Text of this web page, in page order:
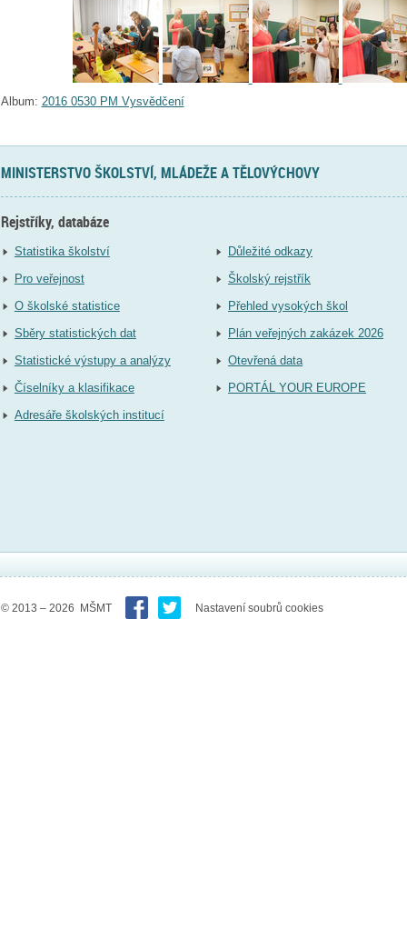
Album: 2016 0530 PM Vysvědčení
MINISTERSTVO ŠKOLSTVÍ, MLÁDEŽE A TĚLOVÝCHOVY
Rejstříky, databáze
Statistika školství
Pro veřejnost
O školské statistice
Sběry statistických dat
Statistické výstupy a analýzy
Číselníky a klasifikace
Adresáře školských institucí
Důležité odkazy
Školský rejstřík
Přehled vysokých škol
Plán veřejných zakázek 2026
Otevřená data
PORTÁL YOUR EUROPE
© 2013 – 2026 MŠMT Nastavení soubrů cookies